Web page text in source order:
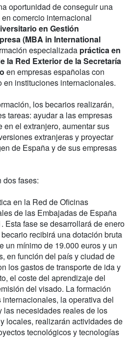
oportunidad de conseguir una
comercio internacional
en Gestión
(MBA in International
especializada práctica en
la Red Exterior de la Secretaría
en empresas españolas con
instituciones internacionales.
los becarios realizarán,
tareas: ayudar a las empresas
el extranjero, aumentar sus
extranjeras y proyectar
de España y de sus empresas
dos fases:
en la Red de Oficinas
de las Embajadas de España
Esta fase se desarrollará de enero
recibirá una dotación bruta
un mínimo de 19.000 euros y un
en función del país y ciudad de
los gastos de transporte de ida y
el coste del aprendizaje del
del visado. La formación
la operativa del
las necesidades reales de los
locales, realizarán actividades de
tecnológicos y tecnologías